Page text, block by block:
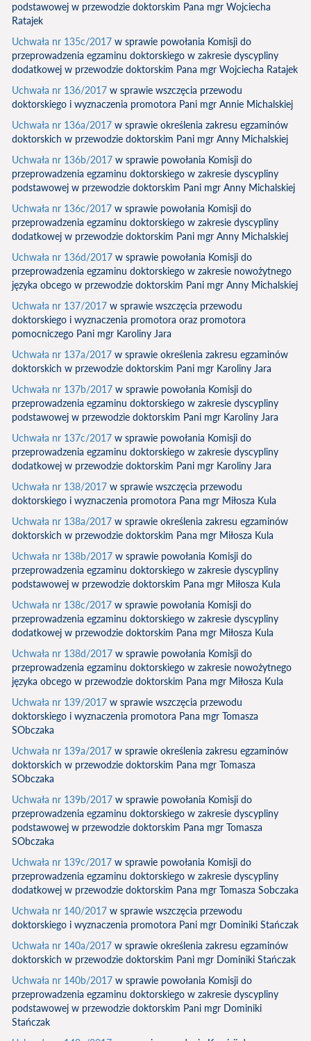
podstawowej w przewodzie doktorskim Pana mgr Wojciecha
Ratajek
Uchwała nr 135c/2017 w sprawie powołania Komisji do
przeprowadzenia egzaminu doktorskiego w zakresie dyscypliny
dodatkowej w przewodzie doktorskim Pana mgr Wojciecha Ratajek
Uchwała nr 136/2017 w sprawie wszczęcia przewodu
doktorskiego i wyznaczenia promotora Pani mgr Annie Michalskiej
Uchwała nr 136a/2017 w sprawie określenia zakresu egzaminów
doktorskich w przewodzie doktorskim Pani mgr Anny Michalskiej
Uchwała nr 136b/2017 w sprawie powołania Komisji do
przeprowadzenia egzaminu doktorskiego w zakresie dyscypliny
podstawowej w przewodzie doktorskim Pani mgr Anny Michalskiej
Uchwała nr 136c/2017 w sprawie powołania Komisji do
przeprowadzenia egzaminu doktorskiego w zakresie dyscypliny
dodatkowej w przewodzie doktorskim Pani mgr Anny Michalskiej
Uchwała nr 136d/2017 w sprawie powołania Komisji do
przeprowadzenia egzaminu doktorskiego w zakresie nowożytnego
języka obcego w przewodzie doktorskim Pani mgr Anny Michalskiej
Uchwała nr 137/2017 w sprawie wszczęcia przewodu
doktorskiego i wyznaczenia promotora oraz promotora
pomocniczego Pani mgr Karoliny Jara
Uchwała nr 137a/2017 w sprawie określenia zakresu egzaminów
doktorskich w przewodzie doktorskim Pani mgr Karoliny Jara
Uchwała nr 137b/2017 w sprawie powołania Komisji do
przeprowadzenia egzaminu doktorskiego w zakresie dyscypliny
podstawowej w przewodzie doktorskim Pani mgr Karoliny Jara
Uchwała nr 137c/2017 w sprawie powołania Komisji do
przeprowadzenia egzaminu doktorskiego w zakresie dyscypliny
dodatkowej w przewodzie doktorskim Pani mgr Karoliny Jara
Uchwała nr 138/2017 w sprawie wszczęcia przewodu
doktorskiego i wyznaczenia promotora Pana mgr Miłosza Kula
Uchwała nr 138a/2017 w sprawie określenia zakresu egzaminów
doktorskich w przewodzie doktorskim Pana mgr Miłosza Kula
Uchwała nr 138b/2017 w sprawie powołania Komisji do
przeprowadzenia egzaminu doktorskiego w zakresie dyscypliny
podstawowej w przewodzie doktorskim Pana mgr Miłosza Kula
Uchwała nr 138c/2017 w sprawie powołania Komisji do
przeprowadzenia egzaminu doktorskiego w zakresie dyscypliny
dodatkowej w przewodzie doktorskim Pana mgr Miłosza Kula
Uchwała nr 138d/2017 w sprawie powołania Komisji do
przeprowadzenia egzaminu doktorskiego w zakresie nowożytnego
języka obcego w przewodzie doktorskim Pana mgr Miłosza Kula
Uchwała nr 139/2017 w sprawie wszczęcia przewodu
doktorskiego i wyznaczenia promotora Pana mgr Tomasza
SObczaka
Uchwała nr 139a/2017 w sprawie określenia zakresu egzaminów
doktorskich w przewodzie doktorskim Pana mgr Tomasza
SObczaka
Uchwała nr 139b/2017 w sprawie powołania Komisji do
przeprowadzenia egzaminu doktorskiego w zakresie dyscypliny
podstawowej w przewodzie doktorskim Pana mgr Tomasza
SObczaka
Uchwała nr 139c/2017 w sprawie powołania Komisji do
przeprowadzenia egzaminu doktorskiego w zakresie dyscypliny
dodatkowej w przewodzie doktorskim Pana mgr Tomasza Sobczaka
Uchwała nr 140/2017 w sprawie wszczęcia przewodu
doktorskiego i wyznaczenia promotora Pani mgr Dominiki Stańczak
Uchwała nr 140a/2017 w sprawie określenia zakresu egzaminów
doktorskich w przewodzie doktorskim Pani mgr Dominiki Stańczak
Uchwała nr 140b/2017 w sprawie powołania Komisji do
przeprowadzenia egzaminu doktorskiego w zakresie dyscypliny
podstawowej w przewodzie doktorskim Pani mgr Dominiki
Stańczak